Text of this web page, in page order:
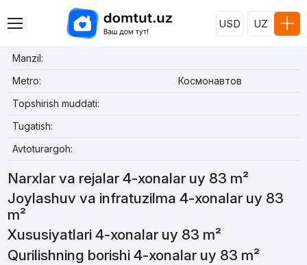
USD UZ
Manzil:
Metro:
Космонавтов
Topshirish muddati:
Tugatish:
Avtoturargoh:
Narxlar va rejalar 4-xonalar uy 83 m²
Joylashuv va infratuzilma 4-xonalar uy 83
m²
Xususiyatlari 4-xonalar uy 83 m²
Qurilishning borishi 4-xonalar uy 83 m²